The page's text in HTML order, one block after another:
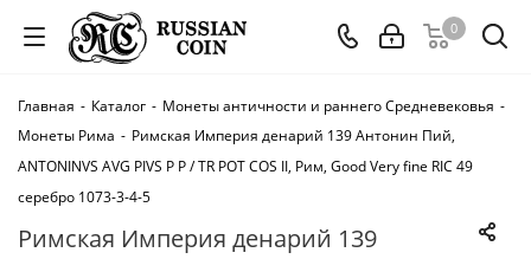
0
Главная - Каталог - Монеты античности и раннего Средневековья -
Монеты Рима - Римская Империя денарий 139 Антонин Пий,
ANTONINVS AVG PIVS P P / TR POT COS II, Рим, Good Very fine RIC 49
серебро 1073-3-4-5
Римская Империя денарий 139